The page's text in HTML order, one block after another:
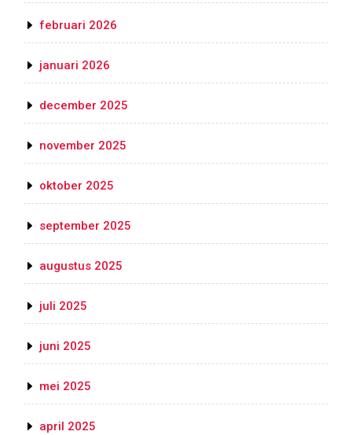
februari 2026
januari 2026
december 2025
november 2025
oktober 2025
september 2025
augustus 2025
juli 2025
juni 2025
mei 2025
april 2025